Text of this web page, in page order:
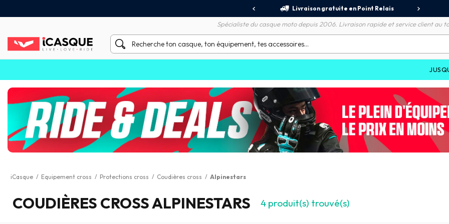
Livraison gratuite en Point Relais
Spécialiste du casque moto depuis 2006. Livraison rapide et service client au
JUSQU'À-
iCasque / Equipement cross / Protections cross / Coudières cross / Alpinestars
COUDIÈRES CROSS ALPINESTARS 4 produit(s) trouvé(s)